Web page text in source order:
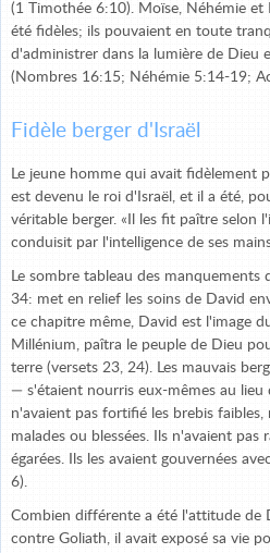
(1 Timothée 6:10). Moïse, Néhémie
été fidèles; ils pouvaient en toute
d'administrer dans la lumière de Dieu
(Nombres 16:15; Néhémie 5:14-19;
Fidèle berger d'Israël
Le jeune homme qui avait fidèlement
est devenu le roi d'Israël, et il a été,
véritable berger. «Il les fit paître selon
conduisit par l'intelligence de ses
Le sombre tableau des manquements
34: met en relief les soins de David
ce chapitre même, David est l'image
Millénium, paîtra le peuple de Dieu
terre (versets 23, 24). Les mauvais
— s'étaient nourris eux-mêmes au lieu
n'avaient pas fortifié les brebis faibles,
malades ou blessées. Ils n'avaient pas
égarées. Ils les avaient gouvernées
6).
Combien différente a été l'attitude de
contre Goliath, il avait exposé sa vie